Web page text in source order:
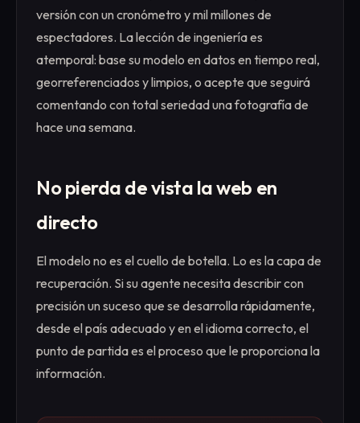
versión con un cronómetro y mil millones de
espectadores. La lección de ingeniería es
atemporal: base su modelo en datos en tiempo real,
georreferenciados y limpios, o acepte que seguirá
comentando con total seriedad una fotografía de
hace una semana.
No pierda de vista la web en
directo
El modelo no es el cuello de botella. Lo es la capa de
recuperación. Si su agente necesita describir con
precisión un suceso que se desarrolla rápidamente,
desde el país adecuado y en el idioma correcto, el
punto de partida es el proceso que le proporciona la
información.